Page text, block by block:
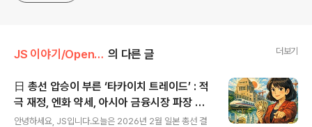
JS 이야기/Open AI 의 다른 글 더보기
日 총선 압승이 부른 ‘타카이치 트레이드’ : 적
극 재정, 엔화 약세, 아시아 금융시장 파장 예
측
안녕하세요, JS입니다.오늘은 2026년 2월 일본 총선 결